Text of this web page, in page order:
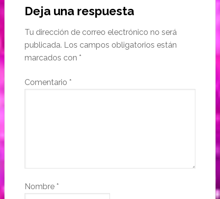
Deja una respuesta
Tu dirección de correo electrónico no será
publicada. Los campos obligatorios están
marcados con *
Comentario *
Nombre *